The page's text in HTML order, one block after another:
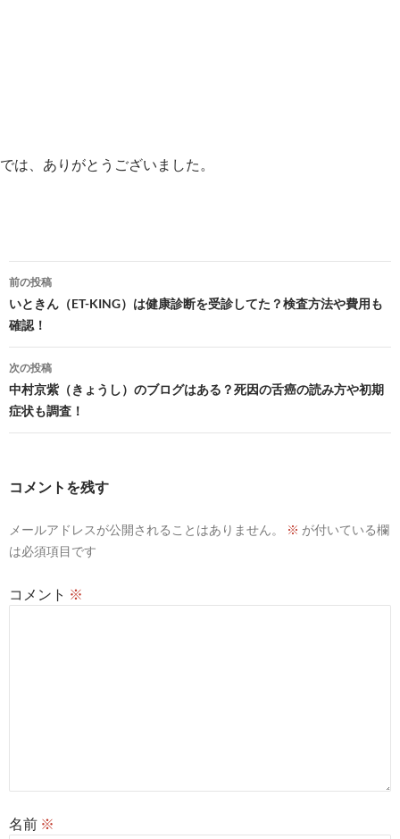
では、ありがとうございました。
投
稿
ナ
ビ
ゲ
ー
ョ
ン
前の投稿
いときん（ET-KING）は健康診断を受診してた？検査方法や費用も
確認！
次の投稿
中村京紫（きょうし）のブログはある？死因の舌癌の読み方や初期
症状も調査！
コメントを残す
メールアドレスが公開されることはありません。 ※ が付いている欄
は必須項目です
コメント ※
名前 ※